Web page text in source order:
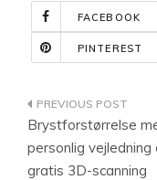
FACEBOOK
PINTEREST
Brystforstørrelse
personlig vejledning
gratis 3D-scanning